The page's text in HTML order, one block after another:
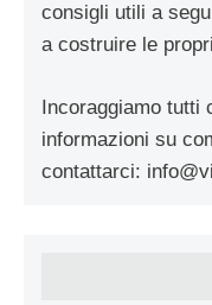
consigli utili a
a costruire le
Incoraggiamo tutti
informazioni su
contattarci: